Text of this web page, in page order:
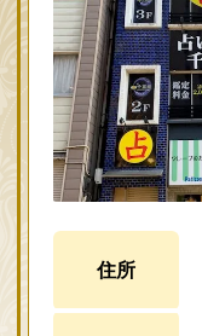
住所